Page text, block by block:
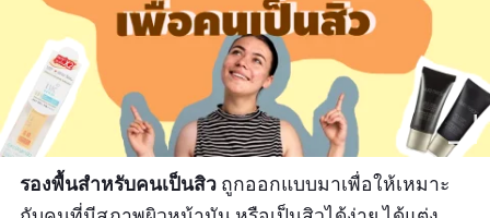
รองพื้นสำหรับคนเป็นสิว ถูกออกแบบมาเพื่อให้เหมาะ